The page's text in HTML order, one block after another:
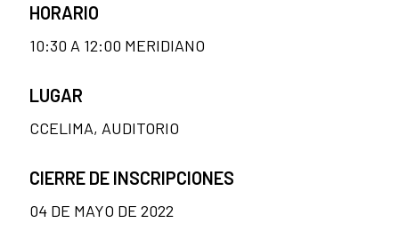
HORARIO
10:30 A 12:00 MERIDIANO
LUGAR
CCELIMA, AUDITORIO
CIERRE DE INSCRIPCIONES
04 DE MAYO DE 2022